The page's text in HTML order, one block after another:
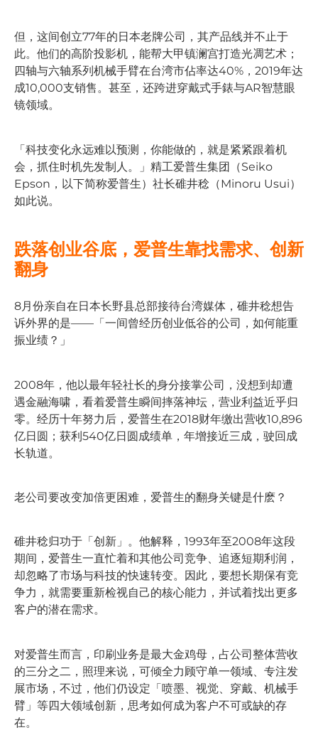
但，这间创立77年的日本老牌公司，其产品线并不止于
此。他们的高阶投影机，能帮大甲镇澜宫打造光凋艺术；
四轴与六轴系列机械手臂在台湾市佔率达40%，2019年达
成10,000支销售。甚至，还跨进穿戴式手錶与AR智慧眼
镜领域。
「科技变化永远难以预测，你能做的，就是紧紧跟着机
会，抓住时机先发制人。」精工爱普生集团（Seiko
Epson，以下简称爱普生）社长碓井稔（Minoru Usui）
如此说。
跌落创业谷底，爱普生靠找需求、创新
翻身
8月份亲自在日本长野县总部接待台湾媒体，碓井稔想告
诉外界的是——「一间曾经历创业低谷的公司，如何能重
振业绩？」
2008年，他以最年轻社长的身分接掌公司，没想到却遭
遇金融海啸，看着爱普生瞬间摔落神坛，营业利益近乎归
零。经历十年努力后，爱普生在2018财年缴出营收10,896
亿日圆；获利540亿日圆成绩单，年增接近三成，驶回成
长轨道。
老公司要改变加倍更困难，爱普生的翻身关键是什麽？
碓井稔归功于「创新」。他解释，1993年至2008年这段
期间，爱普生一直忙着和其他公司竞争、追逐短期利润，
却忽略了市场与科技的快速转变。因此，要想长期保有竞
争力，就需要重新检视自己的核心能力，并试着找出更多
客户的潜在需求。
对爱普生而言，印刷业务是最大金鸡母，占公司整体营收
的三分之二，照理来说，可倾全力顾守单一领域、专注发
展市场，不过，他们仍设定「喷墨、视觉、穿戴、机械手
臂」等四大领域创新，思考如何成为客户不可或缺的存
在。